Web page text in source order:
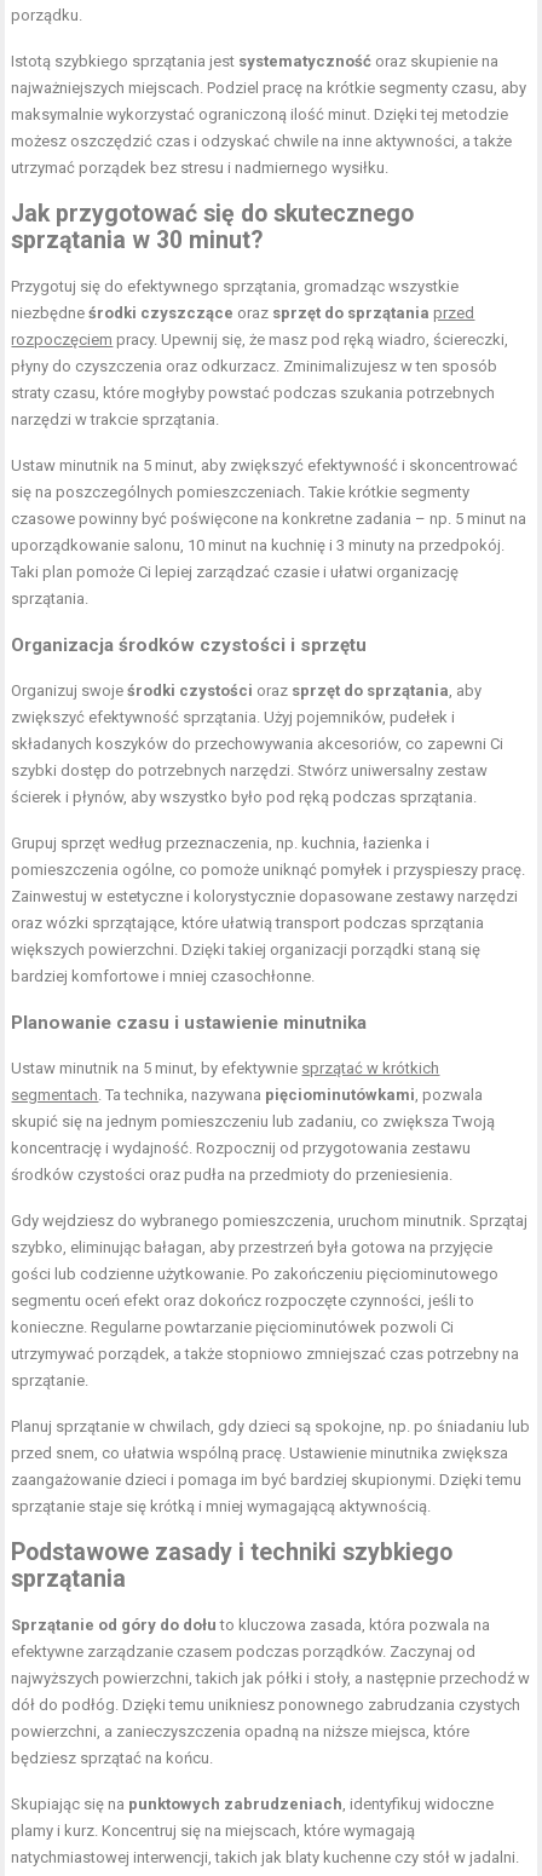
porządku.
Istotą szybkiego sprzątania jest systematyczność oraz skupienie na
najważniejszych miejscach. Podziel pracę na krótkie segmenty czasu, aby
maksymalnie wykorzystać ograniczoną ilość minut. Dzięki tej metodzie
możesz oszczędzić czas i odzyskać chwile na inne aktywności, a także
utrzymać porządek bez stresu i nadmiernego wysiłku.
Jak przygotować się do skutecznego
sprzątania w 30 minut?
Przygotuj się do efektywnego sprzątania, gromadząc wszystkie
niezbędneśrodki czyszczące oraz sprzęt do sprzątania przed
rozpoczęciem pracy. Upewnij się, że masz pod ręką wiadro, ściereczki,
płyny do czyszczenia oraz odkurzacz. Zminimalizujesz w ten sposób
straty czasu, które mogłyby powstać podczas szukania potrzebnych
narzędzi w trakcie sprzątania.
Ustaw minutnik na 5 minut, aby zwiększyć efektywność i skoncentrować
się na poszczególnych pomieszczeniach. Takie krótkie segmenty
czasowe powinny być poświęcone na konkretne zadania – np. 5 minut na
uporządkowanie salonu, 10 minut na kuchnię i 3 minuty na przedpokój.
Taki plan pomoże Ci lepiej zarządzać czasie i ułatwi organizację
sprzątania.
Organizacja środków czystości i sprzętu
Organizuj swojeśrodki czystości oraz sprzęt do sprzątania, aby
zwiększyć efektywność sprzątania. Użyj pojemników, pudełek i
składanych koszyków do przechowywania akcesoriów, co zapewni Ci
szybki dostęp do potrzebnych narzędzi. Stwórz uniwersalny zestaw
ścierek i płynów, aby wszystko było pod ręką podczas sprzątania.
Grupuj sprzęt według przeznaczenia, np. kuchnia, łazienka i
pomieszczenia ogólne, co pomoże uniknąć pomyłek i przyspieszy pracę.
Zainwestuj w estetyczne i kolorystycznie dopasowane zestawy narzędzi
oraz wózki sprzątające, które ułatwią transport podczas sprzątania
większych powierzchni. Dzięki takiej organizacji porządki staną się
bardziej komfortowe i mniej czasochłonne.
Planowanie czasu i ustawienie minutnika
Ustaw minutnik na 5 minut, by efektywnie sprzątać w krótkich
segmentach. Ta technika, nazywana pięciominutówkami, pozwala
skupić się na jednym pomieszczeniu lub zadaniu, co zwiększa Twoją
koncentrację i wydajność. Rozpocznij od przygotowania zestawu
środków czystości oraz pudła na przedmioty do przeniesienia.
Gdy wejdziesz do wybranego pomieszczenia, uruchom minutnik. Sprzątaj
szybko, eliminując bałagan, aby przestrzeń była gotowa na przyjęcie
gości lub codzienne użytkowanie. Po zakończeniu pięciominutowego
segmentu oceń efekt oraz dokończ rozpoczęte czynności, jeśli to
konieczne. Regularne powtarzanie pięciominutówek pozwoli Ci
utrzymywać porządek, a także stopniowo zmniejszać czas potrzebny na
sprzątanie.
Planuj sprzątanie w chwilach, gdy dzieci są spokojne, np. po śniadaniu lub
przed snem, co ułatwia wspólną pracę. Ustawienie minutnika zwiększa
zaangażowanie dzieci i pomaga im być bardziej skupionymi. Dzięki temu
sprzątanie staje się krótką i mniej wymagającą aktywnością.
Podstawowe zasady i techniki szybkiego
sprzątania
Sprzątanie od góry do dołu to kluczowa zasada, która pozwala na
efektywne zarządzanie czasem podczas porządków. Zaczynaj od
najwyższych powierzchni, takich jak półki i stoły, a następnie przechodź w
dół do podłóg. Dzięki temu unikniesz ponownego zabrudzania czystych
powierzchni, a zanieczyszczenia opadną na niższe miejsca, które
będziesz sprzątać na końcu.
Skupiając się na punktowych zabrudzeniach, identyfikuj widoczne
plamy i kurz. Koncentruj się na miejscach, które wymagają
natychmiastowej interwencji, takich jak blaty kuchenne czy stół w jadalni.